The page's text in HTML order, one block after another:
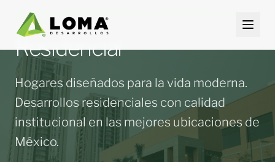
NOSOTROS
PORTAFOLIO
COMERCIAL
TORRES RESIDENCIALES EN PROYECTOS DE USOS
MIXTOS
Residencial
Hogares diseñados para la vida moderna.
Desarrollos residenciales con calidad
institucional en las mejores ubicaciones de
México.